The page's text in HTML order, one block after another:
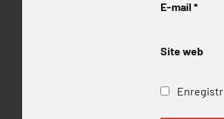
E-mail *
Site web